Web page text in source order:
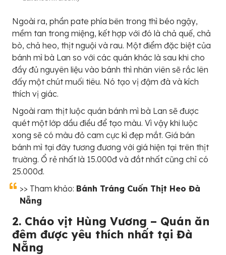
Ngoài ra, phần pate phía bên trong thì béo ngậy,
mềm tan trong miệng, kết hợp với đó là chả quế, chả
bò, chả heo, thịt nguội và rau. Một điểm đặc biệt của
bánh mì bà Lan so với các quán khác là sau khi cho
đầy đủ nguyên liệu vào bánh thì nhân viên sẽ rắc lên
đấy một chút muối tiêu. Nó tạo vị đậm đà và kích
thích vị giác.
Ngoài ram thịt luộc quán bánh mì bà Lan sẽ được
quét một lớp dầu điều để tạo màu. Vì vậy khi luộc
xong sẽ có màu đỏ cam cực kì đẹp mắt. Giá bán
bánh mì tại đây tương đương với giá hiện tại trên thịt
trường. Ổ rẻ nhất là 15.000đ và đắt nhất cũng chỉ có
25.000đ.
>> Tham khảo: Bánh Tráng Cuốn Thịt Heo Đà
Nẵng
2. Cháo vịt Hùng Vương – Quán ăn
đêm được yêu thích nhất tại Đà
Nẵng